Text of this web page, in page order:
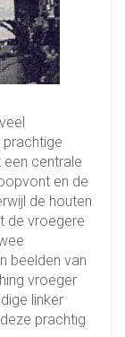
prachtige
centrale
en de
de houten
de vroegere
beelden van
vroeger
linker
prachtig